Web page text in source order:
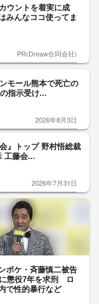
ウントを着実に成
みんなココ使ってま
PR(Dreaw合同会社)
モール熊本で死亡の
指示受け...
2026年8月3日
』トップ 野村悟総裁
工藤会...
2026年7月31日
ポケ・斉藤慎二被告
に懲役7年を求刑 ロ
で性的暴行など